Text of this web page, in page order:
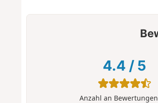
4.4 / 5
Anzahl an